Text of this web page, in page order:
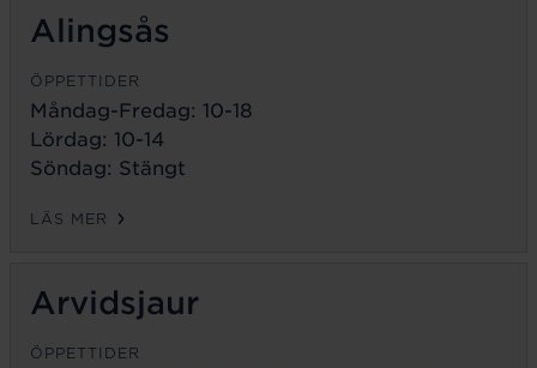
Alingsås
ÖPPETTIDER
Måndag-Fredag: 10-18
Lördag: 10-14
Söndag: Stängt
LÄS MER
Arvidsjaur
ÖPPETTIDER